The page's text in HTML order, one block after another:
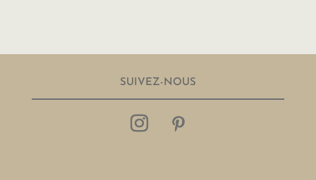
SUIVEZ-NOUS